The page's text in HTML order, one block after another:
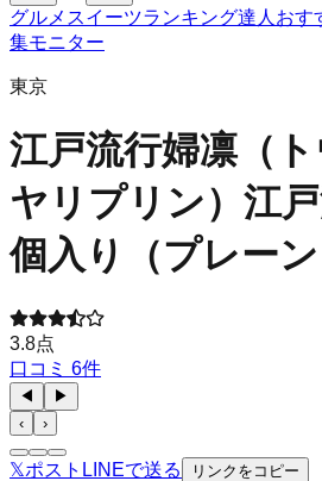
グルメ スイーツランキング達人おす
集モニター
東京
江戸流行婦凛（
ヤリプリン） 江
個入り（プレーン
3.8点
口コミ 6件
◀
▶
‹
›
𝕏ポスト LINEで送る リンクをコピー